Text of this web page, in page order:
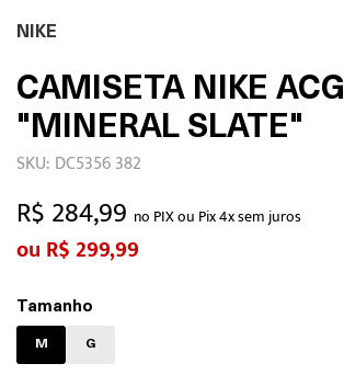
NIKE
CAMISETA NIKE ACG
"MINERAL SLATE"
SKU: DC5356 382
R$ 284,99 no PIX ou Pix 4x sem juros
R$ 299,99
Tamanho
M G